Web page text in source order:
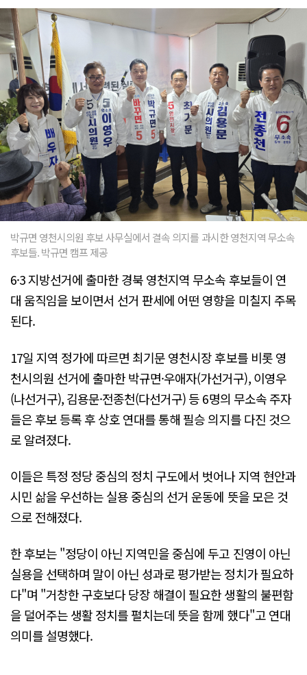
박규면 영천시의원 후보 사무실에서 결속 의지를 과시한 영천지역 무소속
후보들. 박규면 캠프 제공
6·3 지방선거에 출마한 경북 영천지역 무소속 후보들이 연
대 움직임을 보이면서 선거 판세에 어떤 영향을 미칠지 주목
된다.
17일 지역 정가에 따르면 최기문 영천시장 후보를 비롯 영
천시의원 선거에 출마한 박규면·우애자(가선거구), 이영우
(나선거구), 김용문·전종천(다선거구) 등 6명의 무소속 주자
들은 후보 등록 후 상호 연대를 통해 필승 의지를 다진 것으
로 알려졌다.
이들은 특정 정당 중심의 정치 구도에서 벗어나 지역 현안과
시민 삶을 우선하는 실용 중심의 선거 운동에 뜻을 모은 것
으로 전해졌다.
한 후보는 "정당이 아닌 지역민을 중심에 두고 진영이 아닌
실용을 선택하며 말이 아닌 성과로 평가받는 정치가 필요하
다"며 "거창한 구호보다 당장 해결이 필요한 생활의 불편함
을 덜어주는 생활 정치를 펼치는데 뜻을 함께 했다"고 연대
의미를 설명했다.